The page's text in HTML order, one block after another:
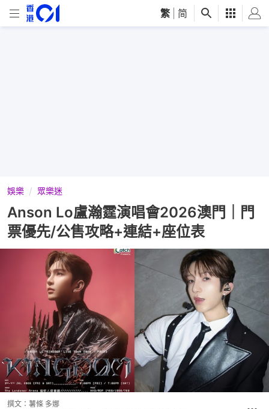
繁 简
娛樂 眾樂迷
Anson Lo盧瀚霆演唱會2026澳門｜門
票優先/公售攻略+連結+座位表
撰文： 薯條 多娜